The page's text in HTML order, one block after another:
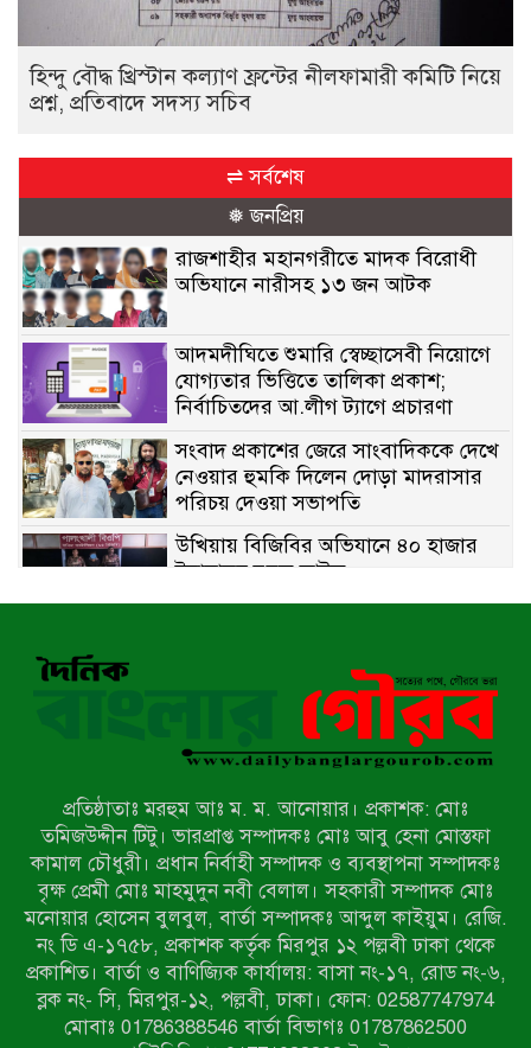
হিন্দু বৌদ্ধ খ্রিস্টান কল্যাণ ফ্রন্টের নীলফামারী কমিটি নিয়ে
প্রশ্ন, প্রতিবাদে সদস্য সচিব
⇌ সর্বশেষ
❅ জনপ্রিয়
রাজশাহীর মহানগরীতে মাদক বিরোধী
অভিযানে নারীসহ ১৩ জন আটক
আদমদীঘিতে শুমারি স্বেচ্ছাসেবী নিয়োগে
যোগ্যতার ভিত্তিতে তালিকা প্রকাশ;
নির্বাচিতদের আ.লীগ ট্যাগে প্রচারণা
সংবাদ প্রকাশের জেরে সাংবাদিককে দেখে
নেওয়ার হুমকি দিলেন দোড়া মাদরাসার
পরিচয় দেওয়া সভাপতি
উখিয়ায় বিজিবির অভিযানে ৪০ হাজার
ইয়াবাসহ যুবক আটক
হিন্দু বৌদ্ধ খ্রিস্টান কল্যাণ ফ্রন্টের
নীলফামারী কমিটি নিয়ে প্রশ্ন, প্রতিবাদে
দরিয়ানগরে প্যারাসেইলিং দুর্ঘটনায় পর্যটক
নিহত: হত্যা মামলার প্রধান আসামি ঢাকায়
র‌্যাবের জালে
আদাচাকী দক্ষিণপাড়া ফ্রেন্ডস ক্লাবের
আয়োজনে ফুটবল টুর্নামেন্টের ফাইনাল
অনুষ্ঠিত
নওগাঁর বদলগাছীতে মানাপের
প্রতিষ্ঠাতাঃ মরহুম আঃ ম. ম. আনোয়ার। প্রকাশক: মোঃ
তমিজউদ্দীন টিটু। ভারপ্রাপ্ত সম্পাদকঃ মোঃ আবু হেনা মোস্তফা
কামাল চৌধুরী। প্রধান নির্বাহী সম্পাদক ও ব্যবস্থাপনা সম্পাদকঃ
বৃক্ষ প্রেমী মোঃ মাহমুদুন নবী বেলাল। সহকারী সম্পাদক মোঃ
মনোয়ার হোসেন বুলবুল, বার্তা সম্পাদকঃ আব্দুল কাইয়ুম। রেজি.
নং ডি এ-১৭৫৮, প্রকাশক কর্তৃক মিরপুর ১২ পল্লবী ঢাকা থেকে
প্রকাশিত। বার্তা ও বাণিজ্যিক কার্যালয়: বাসা নং-১৭, রোড নং-৬,
ব্লক নং- সি, মিরপুর-১২, পল্লবী, ঢাকা। ফোন: 02587747974
মোবাঃ 01786388546 বার্তা বিভাগঃ 01787862500